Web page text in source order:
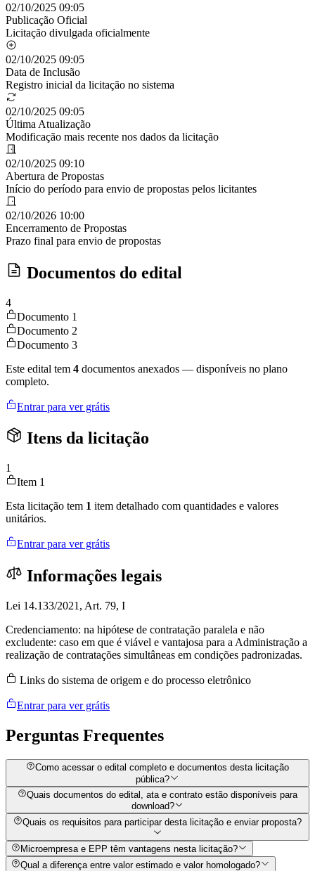
02/10/2025 09:05
Publicação Oficial
Licitação divulgada oficialmente
02/10/2025 09:05
Data de Inclusão
Registro inicial da licitação no sistema
02/10/2025 09:05
Última Atualização
Modificação mais recente nos dados da licitação
02/10/2025 09:10
Abertura de Propostas
Início do período para envio de propostas pelos licitantes
02/10/2026 10:00
Encerramento de Propostas
Prazo final para envio de propostas
Documentos do edital
4
Documento 1
Documento 2
Documento 3
Este edital tem 4 documentos anexados — disponíveis no plano
completo.
Entrar para ver grátis
Itens da licitação
1
Item 1
Esta licitação tem 1 item detalhado com quantidades e valores
unitários.
Entrar para ver grátis
Informações legais
Lei 14.133/2021, Art. 79, I
Credenciamento: na hipótese de contratação paralela e não
excludente: caso em que é viável e vantajosa para a Administração a
realização de contratações simultâneas em condições padronizadas.
Links do sistema de origem e do processo eletrônico
Entrar para ver grátis
Perguntas Frequentes
Como acessar o edital completo e documentos desta licitação
pública?
Quais documentos do edital, ata e contrato estão disponíveis para
download?
Quais os requisitos para participar desta licitação e enviar proposta?
Microempresa e EPP têm vantagens nesta licitação?
Qual a diferença entre valor estimado e valor homologado?